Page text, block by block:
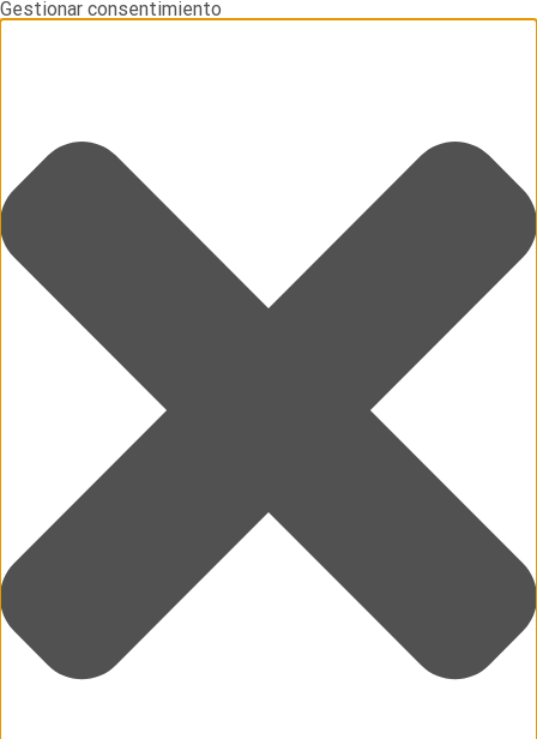
Gestionar consentimiento